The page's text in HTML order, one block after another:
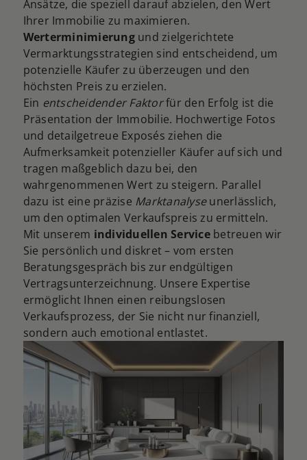
Ansätze, die speziell darauf abzielen, den Wert
Ihrer Immobilie zu maximieren.
Werterminimierungund zielgerichtete
Vermarktungsstrategien sind entscheidend, um
potenzielle Käufer zu überzeugen und den
höchsten Preis zu erzielen.
Ein entscheidender Faktorfür den Erfolg ist die
Präsentation der Immobilie. Hochwertige Fotos
und detailgetreue Exposés ziehen die
Aufmerksamkeit potenzieller Käufer auf sich und
tragen maßgeblich dazu bei, den
wahrgenommenen Wert zu steigern. Parallel
dazu ist eine präzise Marktanalyseunerlässlich,
um den optimalen Verkaufspreis zu ermitteln.
Mit unserem individuellen Servicebetreuen wir
Sie persönlich und diskret – vom ersten
Beratungsgespräch bis zur endgültigen
Vertragsunterzeichnung. Unsere Expertise
ermöglicht Ihnen einen reibungslosen
Verkaufsprozess, der Sie nicht nur finanziell,
sondern auch emotional entlastet.